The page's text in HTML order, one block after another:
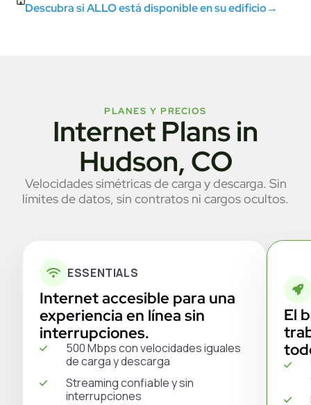
Descubra si ALLO está disponible en su edificio→
PLANES Y PRECIOS
Internet Plans in
Hudson, CO
Velocidades simétricas de carga y descarga. Sin
límites de datos, sin contratos ni cargos ocultos.
ESSENTIALS
Internet accesible para una
experiencia en línea sin
interrupciones.
500 Mbps con velocidades iguales
de carga y descarga
Streaming confiable y sin
interrupciones
El